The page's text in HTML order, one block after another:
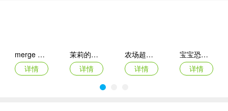
需要太多的培养，前期一级就足够了。
属性：护甲1级、武器1级、车辆1级。
技能解锁等级：4级、7级、9级。
merge dragons ios版
详情
茉莉的花园ipad版
详情
农场超级传奇苹果版
详情
宝宝恐龙家园ios版
详情